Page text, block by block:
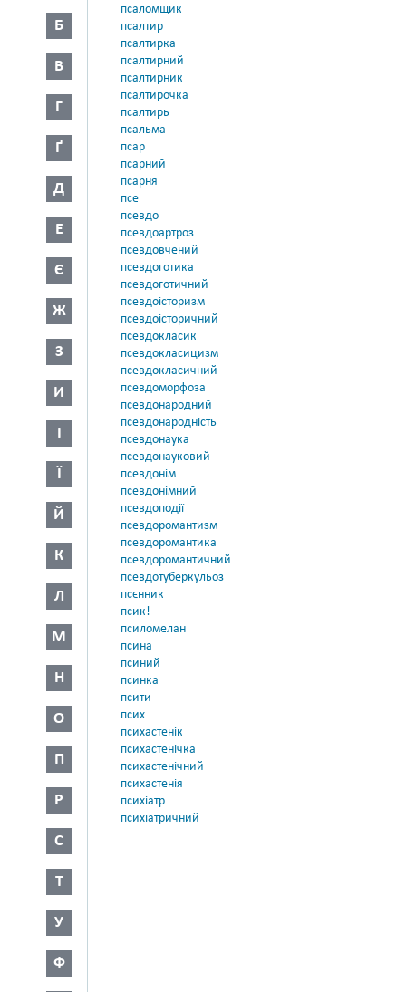
Б
В
Г
Ґ
Д
Е
Є
Ж
З
И
І
Ї
Й
К
Л
М
Н
О
П
Р
С
Т
У
Ф
псаломщик
псалтир
псалтирка
псалтирний
псалтирник
псалтирочка
псалтирь
псальма
псар
псарний
псарня
псе
псевдо
псевдоартроз
псевдовчений
псевдоготика
псевдоготичний
псевдоісторизм
псевдоісторичний
псевдокласик
псевдокласицизм
псевдокласичний
псевдоморфоза
псевдонародний
псевдонародність
псевдонаука
псевдонауковий
псевдонім
псевдонімний
псевдоподії
псевдоромантизм
псевдоромантика
псевдоромантичний
псевдотуберкульоз
псєнник
псик!
псиломелан
псина
псиний
псинка
псити
псих
психастенік
психастенічка
психастенічний
психастенія
психіатр
психіатричний